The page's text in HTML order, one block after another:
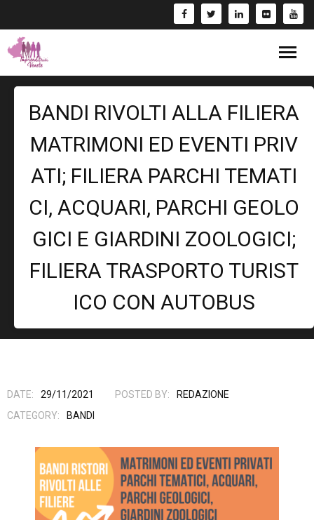
Formazione
- Corsi/Webinar
Rassegna Stampa
Libri
Fai una Donazione e entra nel Circuito GIV!
- Entra nel Circuito
Contatti
BANDI RIVOLTI ALLA FILIERA
MATRIMONI ED EVENTI PRIV
ATI; FILIERA PARCHI TEMATI
CI, ACQUARI, PARCHI GEOLO
GICI E GIARDINI ZOOLOGICI;
FILIERA TRASPORTO TURIST
ICO CON AUTOBUS
DATE: 29/11/2021 POSTED BY:
REDAZIONE
CATEGORY:
BANDI